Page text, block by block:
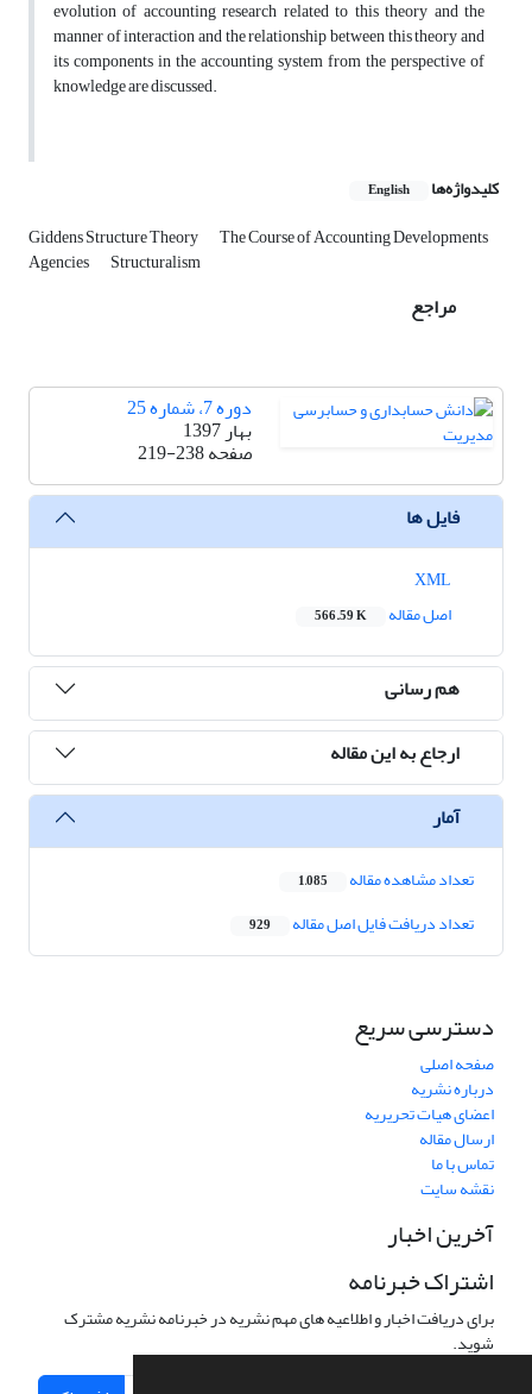
evolution of accounting research related to this theory and the
manner of interaction and the relationship between this theory and
its components in the accounting system from the perspective of
knowledge are discussed.
کلیدواژه‌ها English
Giddens Structure Theory The Course of Accounting Developments
Agencies Structuralism
مراجع
دوره 7، شماره 25
بهار 1397
صفحه219-238
فایل ها
اصل مقاله
566.59 K
هم رسانی
ارجاع به این مقاله
آمار
تعداد مشاهده مقاله 1,085
تعداد دریافت فایل اصل مقاله 929
دسترسی سریع
صفحه اصلی
درباره نشریه
اعضای هیات تحریریه
ارسال مقاله
تماس با ما
نقشه سایت
آخرین اخبار
اشتراک خبرنامه
برای دریافت اخبار و اطلاعیه های مهم نشریه در خبرنامه نشریه مشترک
شوید.